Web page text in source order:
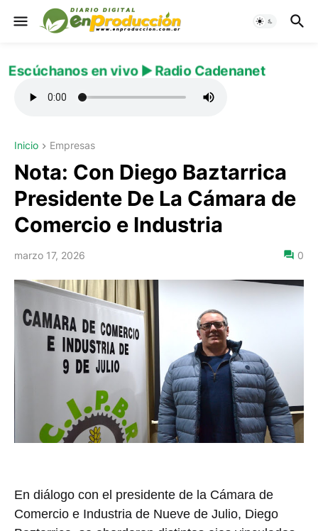
Escúchanos en vivo ▶️ Radio Cadenanet
Inicio Empresas
Nota: Con Diego Baztarrica
Presidente De La Cámara de
Comercio e Industria
marzo 17, 2026 0
En diálogo con el presidente de la Cámara de
Comercio e Industria de Nueve de Julio, Diego